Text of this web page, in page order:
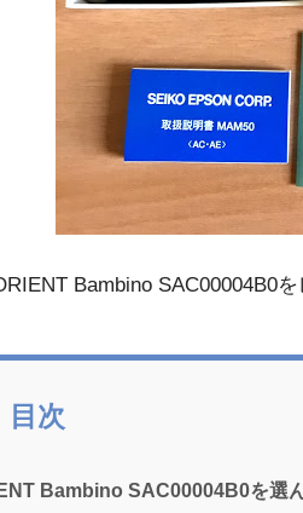
Bambino SAC00004B0
目次
Bambino SAC00004B0を選